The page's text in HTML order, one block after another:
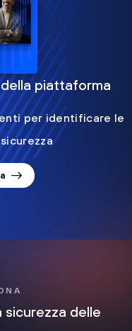
piattaforma
per identificare le
sicurezza delle